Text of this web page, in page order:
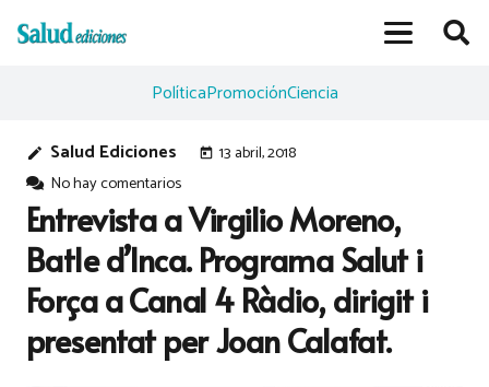
PolíticaPromociónCiencia
edit Salud Ediciones today 13 abril, 2018
No hay comentarios
Entrevista a Virgilio Moreno,
Batle d’Inca. Programa Salut i
Força a Canal 4 Ràdio, dirigit i
presentat per Joan Calafat.